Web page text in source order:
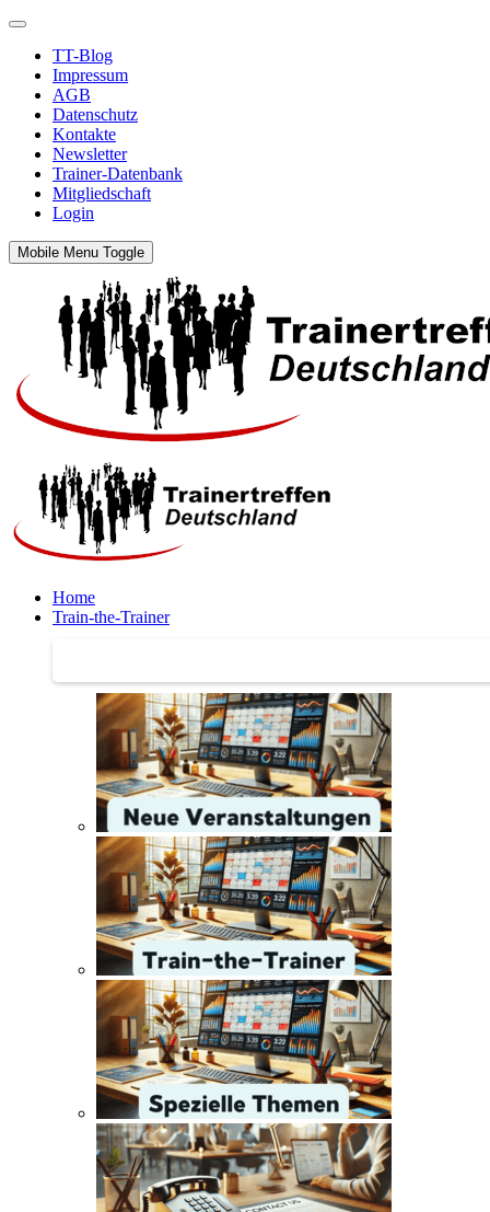
TT-Blog
Impressum
AGB
Datenschutz
Kontakte
Newsletter
Trainer-Datenbank
Mitgliedschaft
Login
Mobile Menu Toggle
Home
Train-the-Trainer